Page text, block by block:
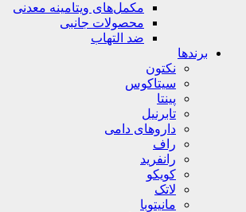
مکمل‌های ویتامینه معدنی
محصولات جانبی
ضد التهاب
برندها
نکتون
سیتاکوس
پینتا
تابرنیل
داروهای دامی
راف
رانفرید
کویکو
لاتک
مانیتوبا